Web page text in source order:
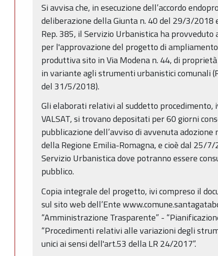
Si avvisa che, in esecuzione dell’accordo
deliberazione della Giunta n. 40 del 29/3/
Rep. 385, il Servizio Urbanistica ha
per l'approvazione del progetto di
produttiva sito in Via Modena n. 44, di
in variante agli strumenti urbanistici comunali
del 31/5/2018).
Gli elaborati relativi al suddetto procedimento,
VALSAT, si trovano depositati per 60 giorni
pubblicazione dell’avviso di avvenuta
della Regione Emilia-Romagna, e cioè dal 25/
Servizio Urbanistica dove potranno essere
pubblico.
Copia integrale del progetto, ivi compreso il
sul sito web dell’Ente
“Amministrazione Trasparente” -
“Procedimenti relativi alle variazioni degli
unici ai sensi dell'art.53 della LR 24/2017”.